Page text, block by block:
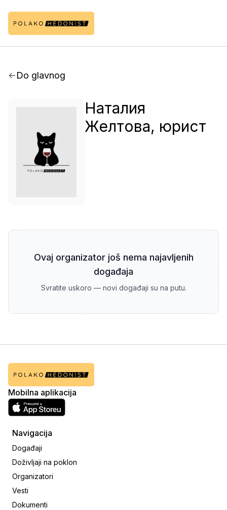
Do glavnog
Наталия
Желтова, юрист
Ovaj organizator još nema najavljenih
događaja
Svratite uskoro — novi događaji su na putu.
Mobilna aplikacija
Navigacija
Događaji
Doživljaji na poklon
Organizatori
Vesti
Dokumenti